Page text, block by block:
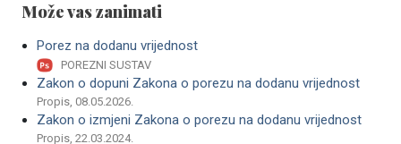
Može vas zanimati
Porez na dodanu vrijednost
POREZNI SUSTAV
Zakon o dopuni Zakona o porezu na dodanu vrijednost
Propis, 08.05.2026.
Zakon o izmjeni Zakona o porezu na dodanu vrijednost
Propis, 22.03.2024.